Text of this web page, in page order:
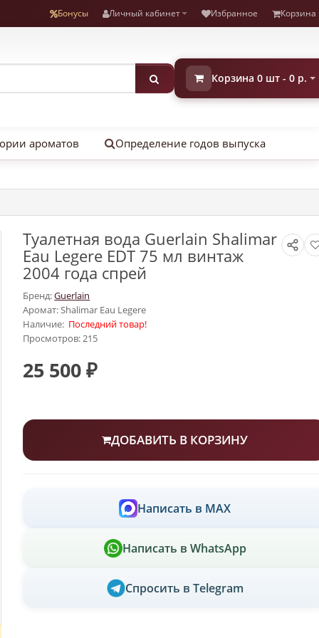
Бонусы Личный кабинет Избранное Корзина
Корзина 0 шт - 0 р.
ароматов Определение годов выпуска
Туалетная вода Guerlain Shalimar
Eau Legere EDT 75 мл винтаж
2004 года спрей
Бренд:Guerlain
Аромат: Shalimar Eau Legere
Наличие: Последний товар!
Просмотров: 215
25 500 ₽
ДОБАВИТЬ В КОРЗИНУ
Написать в MAX
Написать в WhatsApp
Спросить в Telegram